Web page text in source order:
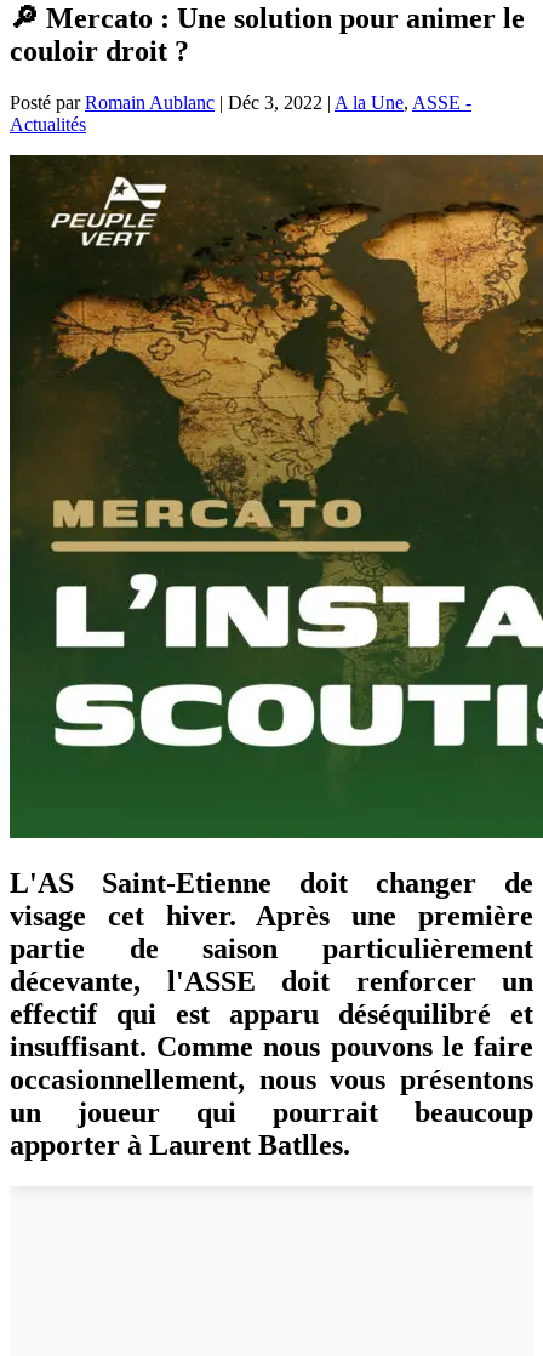
🔎 Mercato : Une solution pour animer le
couloir droit ?
Posté parRomain Aublanc | Déc 3, 2022 | A la Une, ASSE -
Actualités
L'AS Saint-Etienne doit changer de
visage cet hiver. Après une première
partie de saison particulièrement
décevante, l'ASSE doit renforcer un
effectif qui est apparu déséquilibré et
insuffisant. Comme nous pouvons le faire
occasionnellement, nous vous présentons
un joueur qui pourrait beaucoup
apporter à Laurent Batlles.